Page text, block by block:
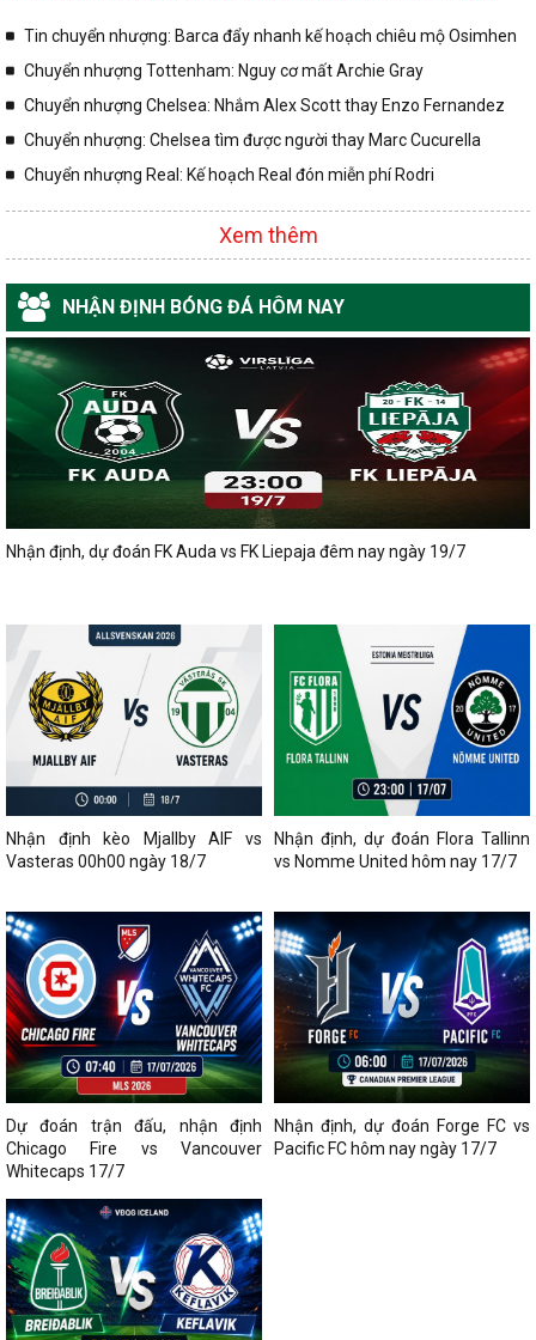
Tin chuyển nhượng: Barca đẩy nhanh kế hoạch chiêu mộ Osimhen
Chuyển nhượng Tottenham: Nguy cơ mất Archie Gray
Chuyển nhượng Chelsea: Nhắm Alex Scott thay Enzo Fernandez
Chuyển nhượng: Chelsea tìm được người thay Marc Cucurella
Chuyển nhượng Real: Kế hoạch Real đón miễn phí Rodri
Xem thêm
NHẬN ĐỊNH BÓNG ĐÁ HÔM NAY
Nhận định, dự đoán FK Auda vs FK Liepaja đêm nay ngày 19/7
Nhận định kèo Mjallby AIF vs
Vasteras 00h00 ngày 18/7
Nhận định, dự đoán Flora Tallinn
vs Nomme United hôm nay 17/7
Dự đoán trận đấu, nhận định
Chicago Fire vs Vancouver
Whitecaps 17/7
Nhận định, dự đoán Forge FC vs
Pacific FC hôm nay ngày 17/7